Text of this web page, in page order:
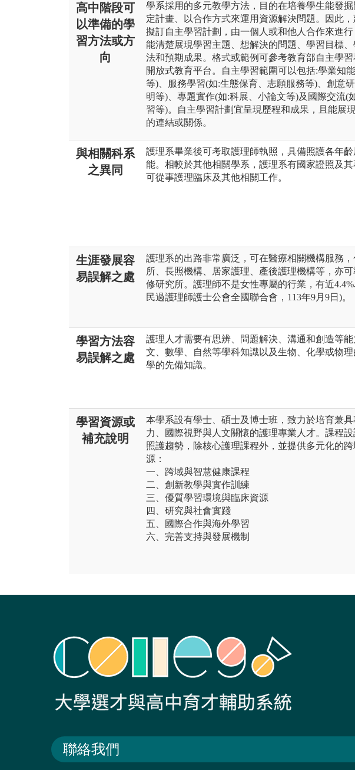
高中階段可
以準備的學
習方法或方
向
學系採用的多元教學方法，目的在培養學生能發
定計畫、以合作方式來運用資源解決問題。因此
擬訂自主學習計劃，由一個人或和他人合作來進
能清楚展現學習主題、想解決的問題、學習目標
法和預期成果。格式或範例可參考教育部自主學
開放式教育平台。自主學習範圍可以包括:學業知
等)、服務學習(如:生態保育、志願服務等)、創意
明等)、專題實作(如:科展、小論文等)及國際交流(
習等)。自主學習計劃宜呈現歷程和成果，且能展
的連結或關係。
與相關科系
之異同
護理系畢業後可考取護理師執照，具備照護各年
能。相較於其他相關學系，護理系有國家證照及其
可從事護理臨床及其他相關工作。
生涯發展容
易誤解之處
護理系的出路非常廣泛，可在醫療相關機構服務
所、長照機構、居家護理、產後護理機構等，亦
修研究所。護理師不是女性專屬的行業，有近
民過護理師護士公會全國聯合會，113年9月9日)。
學習方法容
易誤解之處
護理人才需要有思辨、問題解決、溝通和創造等
文、數學、自然等學科知識以及生物、化學或物
學的先備知識。
學習資源或
補充說明
本學系設有學士、碩士及博士班，致力於培育兼
力、國際視野與人文關懷的護理專業人才。課程
照護趨勢，除核心護理課程外，並提供多元化的
源：
一、跨域與智慧健康課程
二、創新教學與實作訓練
三、優質學習環境與臨床資源
四、研究與社會實踐
五、國際合作與海外學習
六、完善支持與發展機制
聯絡我們